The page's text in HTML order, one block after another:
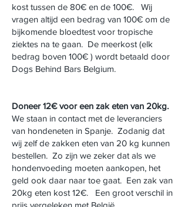
kost tussen de 80€ en de 100€. Wij
vragen altijd een bedrag van 100€ om de
bijkomende bloedtest voor tropische
ziektes na te gaan. De meerkost (elk
bedrag boven 100€ ) wordt betaald door
Dogs Behind Bars Belgium.
Doneer 12€ voor een zak eten van 20kg.
We staan in contact met de leveranciers
van hondeneten in Spanje. Zodanig dat
wij zelf de zakken eten van 20 kg kunnen
bestellen. Zo zijn we zeker dat als we
hondenvoeding moeten aankopen, het
geld ook daar naar toe gaat. Een zak van
20kg eten kost 12€. Een groot verschil in
prijs vergeleken met België.